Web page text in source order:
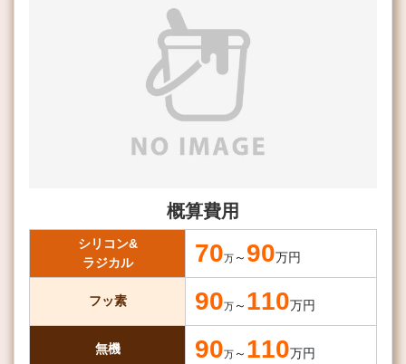
概算費用
シリコン&
ラジカル
70万 ～ 90万円
フッ素 90万 ～ 110万円
無機 90万 ～ 110万円